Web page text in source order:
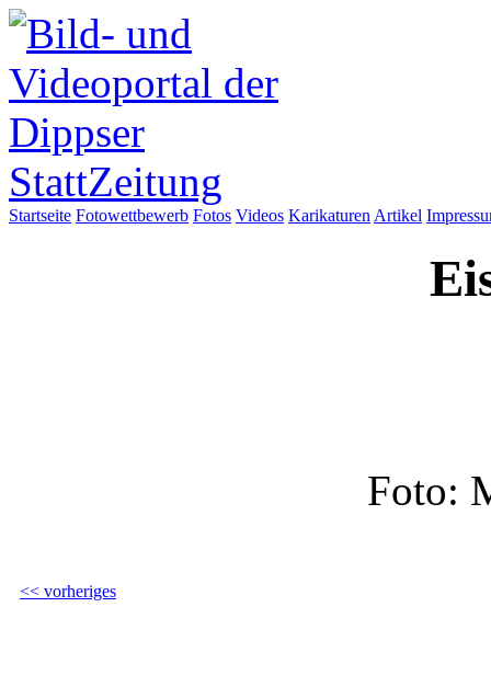
Startseite Fotowettbewerb Fotos Videos Karikaturen Artikel
Foto:
<< vorheriges